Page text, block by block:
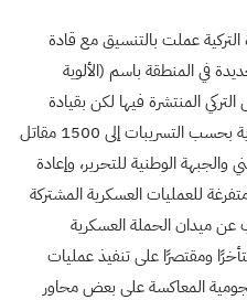
عملت بالتنسيق مع قادة
على تشكيل 6 ألوية جديدة في المنطقة باسم (الألوية
المنتشرة فيها لكن بقيادة
سورية، ويصل تعداد كل من هذه الألوية بحسب التسريبات إلى 1500 مقاتل
الوطنية للتحرير، وإعادة
للعمليات العسكرية المشتركة
عن ميدان الحملة العسكرية
ومقتصرًا على تنفيذ عمليات
المعاكسة على بعض محاور